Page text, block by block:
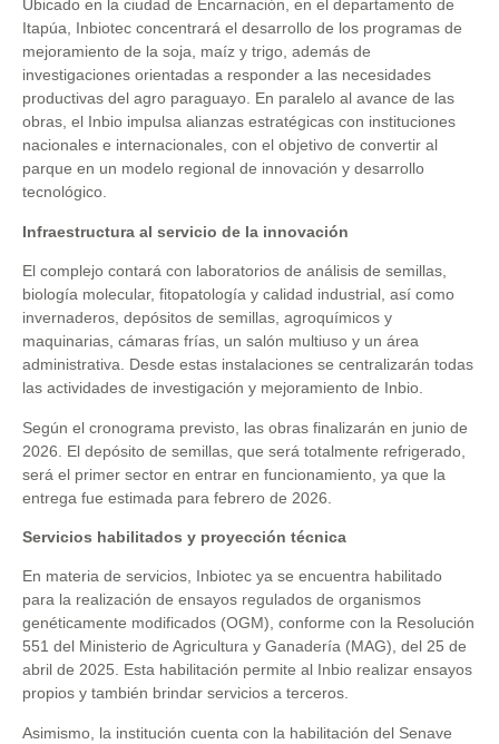
Ubicado en la ciudad de Encarnación, en el departamento de
Itapúa, Inbiotec concentrará el desarrollo de los programas de
mejoramiento de la soja, maíz y trigo, además de
investigaciones orientadas a responder a las necesidades
productivas del agro paraguayo. En paralelo al avance de las
obras, el Inbio impulsa alianzas estratégicas con instituciones
nacionales e internacionales, con el objetivo de convertir al
parque en un modelo regional de innovación y desarrollo
tecnológico.
Infraestructura al servicio de la innovación
El complejo contará con laboratorios de análisis de semillas,
biología molecular, fitopatología y calidad industrial, así como
invernaderos, depósitos de semillas, agroquímicos y
maquinarias, cámaras frías, un salón multiuso y un área
administrativa. Desde estas instalaciones se centralizarán todas
las actividades de investigación y mejoramiento de Inbio.
Según el cronograma previsto, las obras finalizarán en junio de
2026. El depósito de semillas, que será totalmente refrigerado,
será el primer sector en entrar en funcionamiento, ya que la
entrega fue estimada para febrero de 2026.
Servicios habilitados y proyección técnica
En materia de servicios, Inbiotec ya se encuentra habilitado
para la realización de ensayos regulados de organismos
genéticamente modificados (OGM), conforme con la Resolución
551 del Ministerio de Agricultura y Ganadería (MAG), del 25 de
abril de 2025. Esta habilitación permite al Inbio realizar ensayos
propios y también brindar servicios a terceros.
Asimismo, la institución cuenta con la habilitación del Senave